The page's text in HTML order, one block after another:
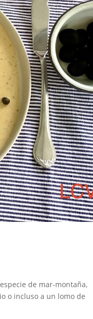
de mar-montaña,
o incluso a un lomo de